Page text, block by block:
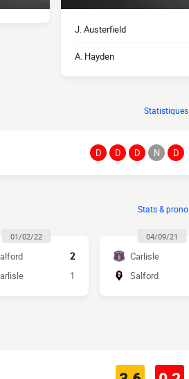
J. Austerfield
A. Hayden
Statistiques
D D D N D
Stats & prono
01/02/22
2
1
04/09/21
Carlisle
Salford